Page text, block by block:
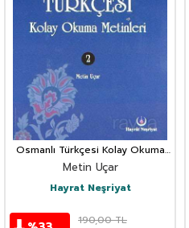
Osmanlı Türkçesi Kolay Okuma
Metinleri -2
Metin Uçar
Hayrat Neşriyat
190,00TL